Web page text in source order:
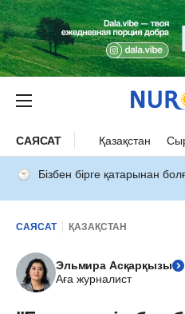
САЯСАТ Қазақстан
Бізбен бірге қатарынан
САЯСАТ ҚАЗАҚСТАН
Эльмира Асқарқызы
Аға журналист